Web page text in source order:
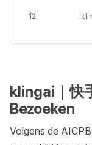
12
klingai｜快
Bezoeken
Volgens de